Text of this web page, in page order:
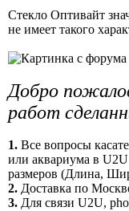
Стекло Оптивайт
не имеет такого
Добро
работ
1. Все вопросы
или аквариума в
размеров (Длина,
2. Доставка по
3. Для связи U2U,